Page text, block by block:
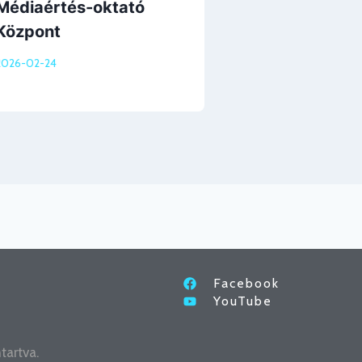
oktató
02-24
Facebook
YouTube